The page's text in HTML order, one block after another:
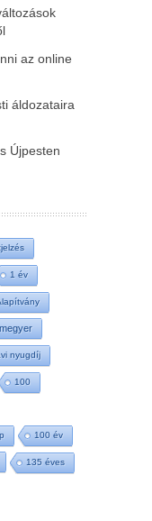
az online
áldozataira
Újpesten
1 év
nyugdíj
100
100 év
135 éves